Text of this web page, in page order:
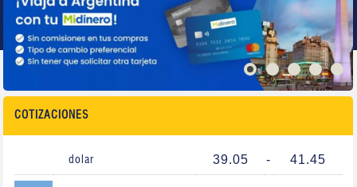
COTIZACIONES
dolar 39.05 - 41.45